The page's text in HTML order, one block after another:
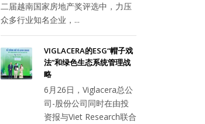
二届越南国家房地产奖评选中，力压
众多行业知名企业，...
VIGLACERA的ESG“帽子戏
法”和绿色生态系统管理战
略
6月26日，Viglacera总公
司-股份公司同时在由投
资报与Viet Research联合